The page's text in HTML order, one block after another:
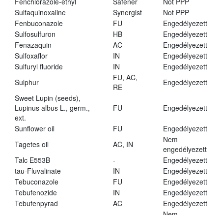
Sulfaquinoxaline
Synergist
Not PPP
Fenbuconazole
FU
Engedélyezett
Sulfosulfuron
HB
Engedélyezett
Fenazaquin
AC
Engedélyezett
Sulfoxaflor
IN
Engedélyezett
Sulfuryl fluoride
IN
Engedélyezett
Sulphur
FU, AC,
RE
Engedélyezett
Sweet Lupin (seeds),
Lupinus albus L., germ.,
ext.
FU Engedélyezett
Sunflower oil FU
Engedélyezett
Tagetes oil
AC, IN
Nem
engedélyezett
Talc E553B
-
Engedélyezett
tau-Fluvalinate
IN
Engedélyezett
Tebuconazole
FU
Engedélyezett
Tebufenozide
IN
Engedélyezett
Tebufenpyrad
AC
Engedélyezett